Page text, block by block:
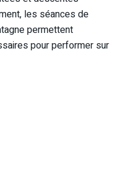
les séances de
permettent
pour performer sur